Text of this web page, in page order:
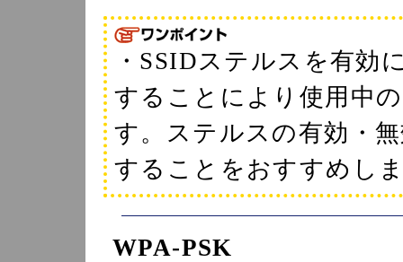
・SSIDステルスを有効
することにより使用中
す。ステルスの有効・
することをおすすめし
WPA-PSK